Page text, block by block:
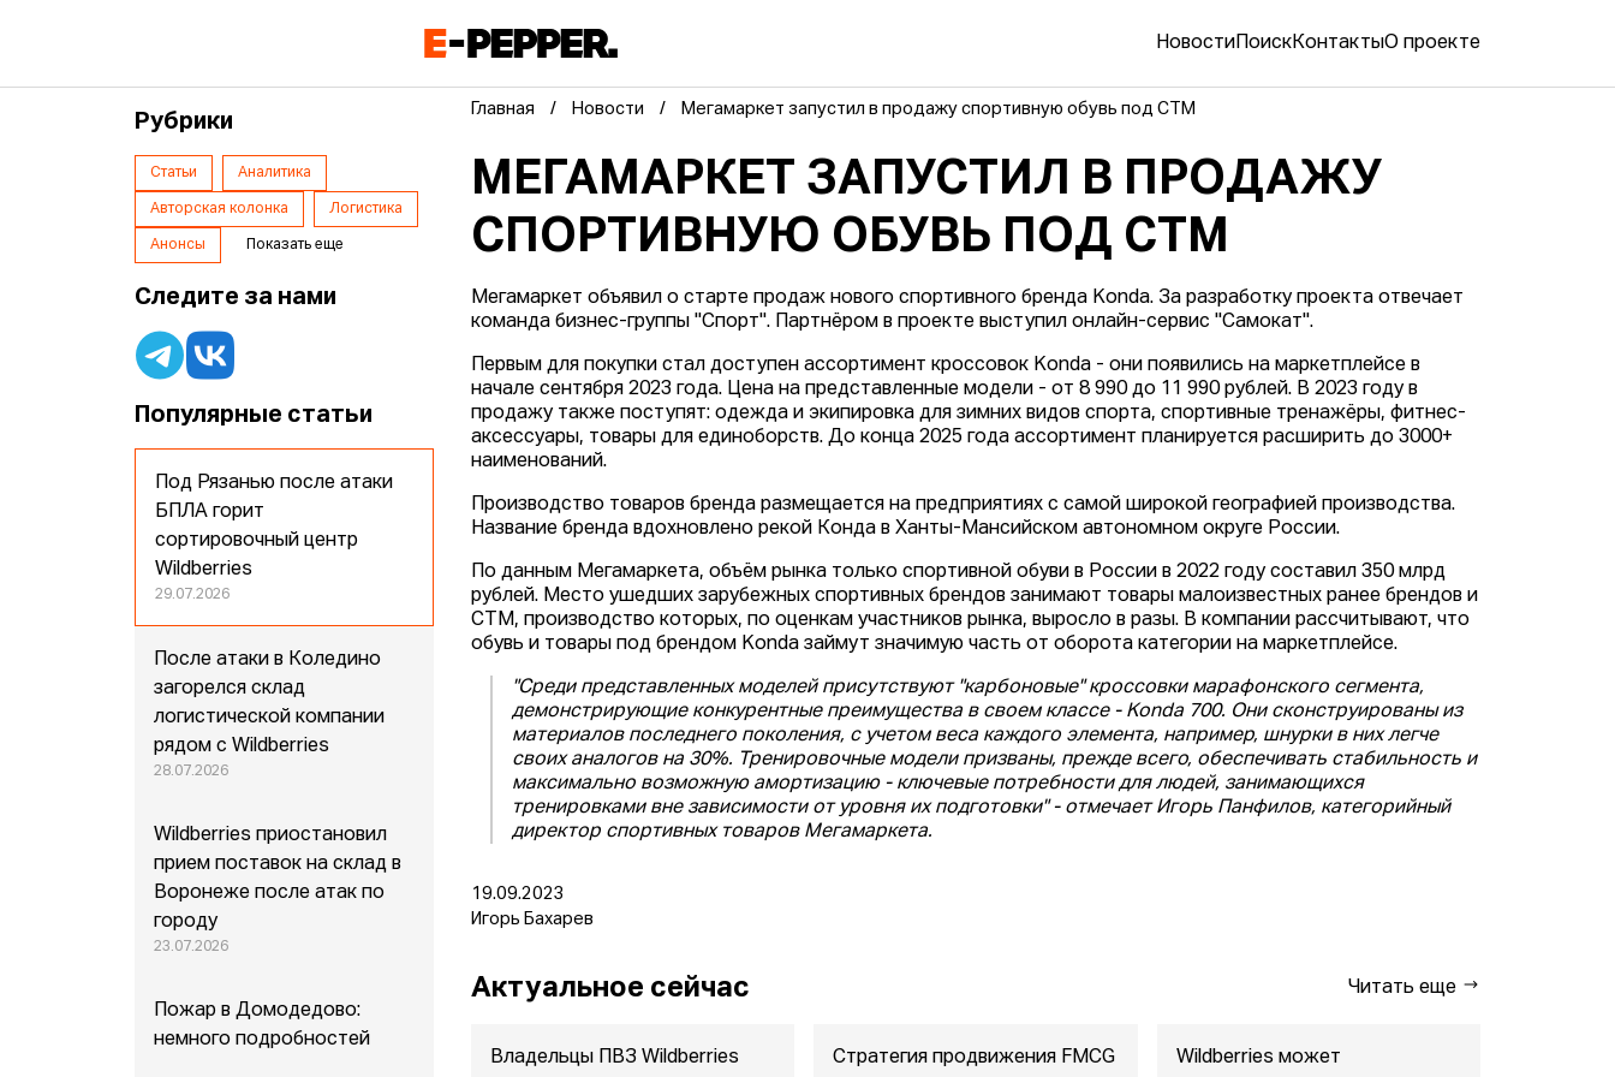
Новости ПоискКонтактыО проекте
Главная Новости Мегамаркет запустил в продажу спортивную обувь под СТМ
МЕГАМАРКЕТ ЗАПУСТИЛ В ПРОДАЖУ
СПОРТИВНУЮ ОБУВЬ ПОД СТМ
Мегамаркет объявил о старте продаж нового спортивного бренда Konda. За разработку проекта отвечает
команда бизнес-группы "Спорт". Партнёром в проекте выступил онлайн-сервис "Самокат".
Первым для покупки стал доступен ассортимент кроссовок Konda - они появились на маркетплейсе в
начале сентября 2023 года. Цена на представленные модели - от 8 990 до 11 990 рублей. В 2023 году в
продажу также поступят: одежда и экипировка для зимних видов спорта, спортивные тренажёры, фитнес-
аксессуары, товары для единоборств. До конца 2025 года ассортимент планируется расширить до 3000+
наименований.
Производство товаров бренда размещается на предприятиях с самой широкой географией производства.
Название бренда вдохновлено рекой Конда в Ханты-Мансийском автономном округе России.
По данным Мегамаркета, объём рынка только спортивной обуви в России в 2022 году составил 350 млрд
рублей. Место ушедших зарубежных спортивных брендов занимают товары малоизвестных ранее брендов и
СТМ, производство которых, по оценкам участников рынка, выросло в разы. В компании рассчитывают, что
обувь и товары под брендом Konda займут значимую часть от оборота категории на маркетплейсе.
"Среди представленных моделей присутствуют "карбоновые" кроссовки марафонского сегмента,
демонстрирующие конкурентные преимущества в своем классе - Konda 700. Они сконструированы из
материалов последнего поколения, с учетом веса каждого элемента, например, шнурки в них легче
своих аналогов на 30%. Тренировочные модели призваны, прежде всего, обеспечивать стабильность и
максимально возможную амортизацию - ключевые потребности для людей, занимающихся
тренировками вне зависимости от уровня их подготовки" - отмечает Игорь Панфилов, категорийный
директор спортивных товаров Мегамаркета.
19.09.2023
Игорь Бахарев
Актуальное сейчас Читать еще
Владельцы ПВЗ Wildberries Стратегия продвижения FMCG Wildberries может
Рубрики
Статьи Аналитика
Авторская колонка Логистика
Анонсы Показать еще
Следите за нами
Популярные статьи
Под Рязанью после атаки
БПЛА горит
сортировочный центр
Wildberries
29.07.2026
После атаки в Коледино
загорелся склад
логистической компании
рядом с Wildberries
28.07.2026
Wildberries приостановил
прием поставок на склад в
Воронеже после атак по
городу
23.07.2026
Пожар в Домодедово:
немного подробностей